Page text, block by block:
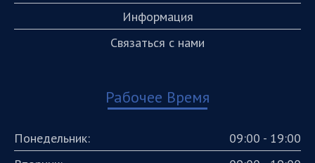
Информация
Связаться с нами
Рабочее Время
Понедельник:
09:00 - 19:00